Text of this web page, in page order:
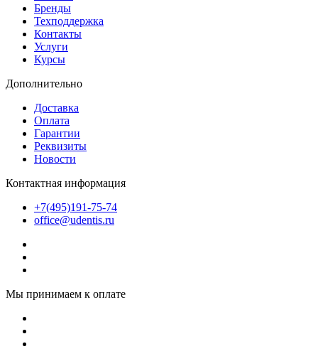
Бренды
Техподдержка
Контакты
Услуги
Курсы
Дополнительно
Доставка
Оплата
Гарантии
Реквизиты
Новости
Контактная информация
+7(495)191-75-74
office@udentis.ru
Мы принимаем к оплате